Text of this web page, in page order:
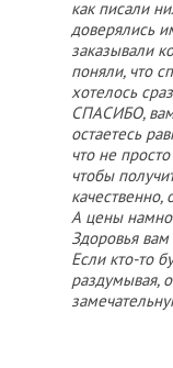
как писали
доверялись
заказывали
поняли, что
хотелось
СПАСИБО, вам
остаетесь
что не
чтобы
А цены
Здоровья
Если кто-то
раздумывая,